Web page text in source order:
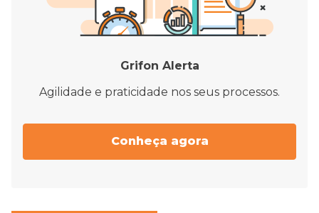
Grifon Alerta
Agilidade e praticidade nos seus processos.
Conheça agora